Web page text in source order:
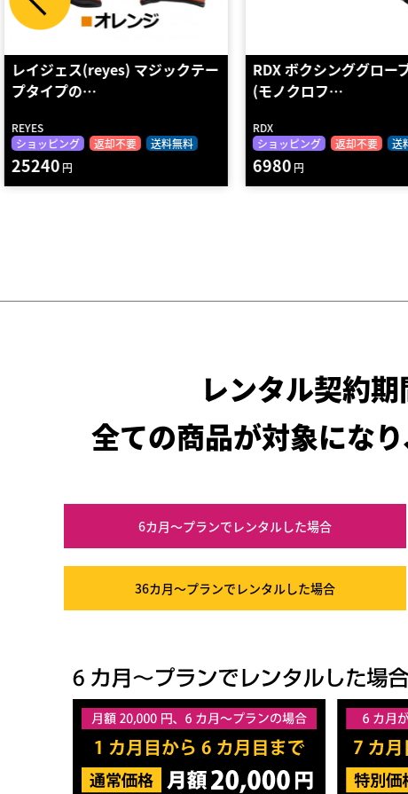
RDX ボクシンググローブ FL4
(モノクロフ…
RDX
ショッピング
返却不要 送料無料
6980円
FLOWER BOXING
BLAC…
GRIT
ショッピング
返却不要 送
8280円
レンタル契約
全ての商品が対象にな
6カ月～プランでレンタルした場合
36カ月～プランでレンタルした場合